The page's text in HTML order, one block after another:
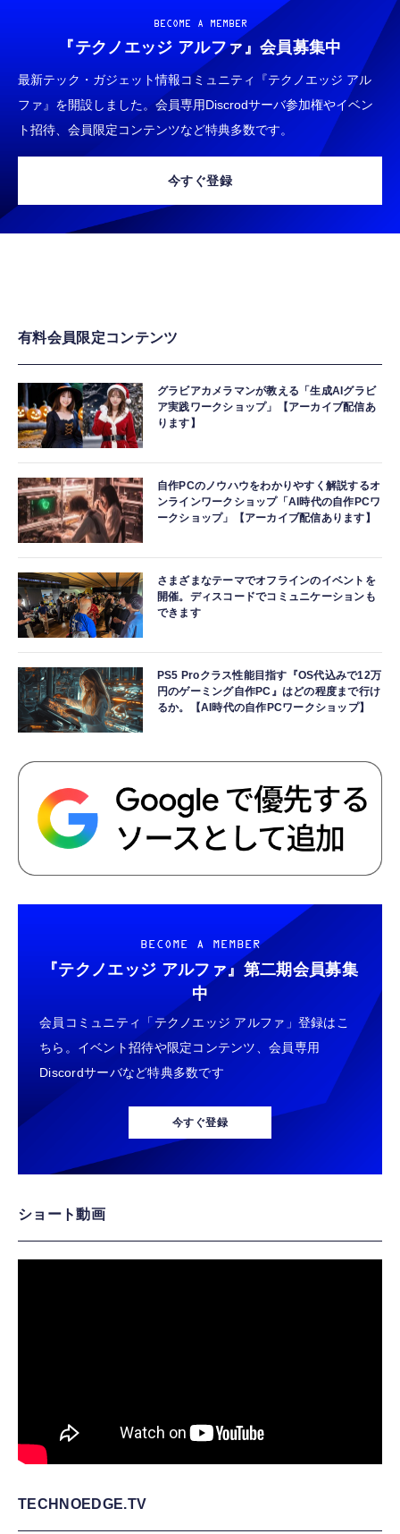
BECOME A MEMBER
『テクノエッジ アルファ』 会員募集中
最新テック・ガジェット情報コミュニティ『テクノエッジ アル
ファ』を開設しました。会員専用Discrodサーバ参加権やイベン
ト招待、会員限定コンテンツなど特典多数です。
今すぐ登録
有料会員限定コンテンツ
グラビアカメラマンが教える「生成AIグラビ
ア実践ワークショップ」【アーカイブ配信あ
ります】
自作PCのノウハウをわかりやすく解説するオ
ンラインワークショップ「AI時代の自作PCワ
ークショップ」【アーカイブ配信あります】
さまざまなテーマでオフラインのイベントを
開催。ディスコードでコミュニケーションも
できます
PS5 Proクラス性能目指す『OS代込みで12万
円のゲーミング自作PC』はどの程度まで行け
るか。【AI時代の自作PCワークショップ】
BECOME A MEMBER
『テクノエッジ アルファ』 第二期会員募集
中
会員コミュニティ「テクノエッジ アルファ」登録はこ
ちら。イベント招待や限定コンテンツ、会員専用
Discordサーバなど特典多数です
今すぐ登録
ショート動画
TECHNOEDGE.TV